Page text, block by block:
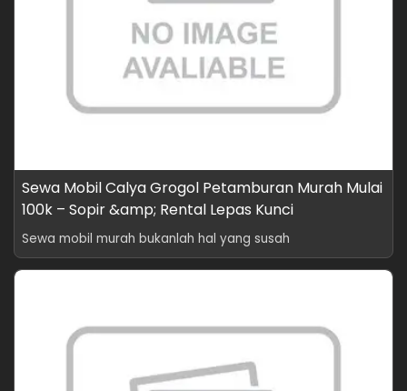
Sewa Mobil Calya Grogol Petamburan Murah Mulai
100k – Sopir &amp; Rental Lepas Kunci
Sewa mobil murah bukanlah hal yang susah